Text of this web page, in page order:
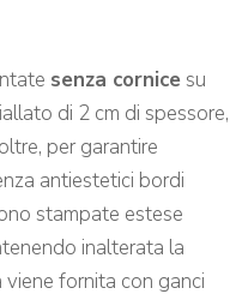
senza cornice su
di 2 cm di spessore,
per garantire
antiestetici bordi
stampate estese
inalterata la
fornita con ganci